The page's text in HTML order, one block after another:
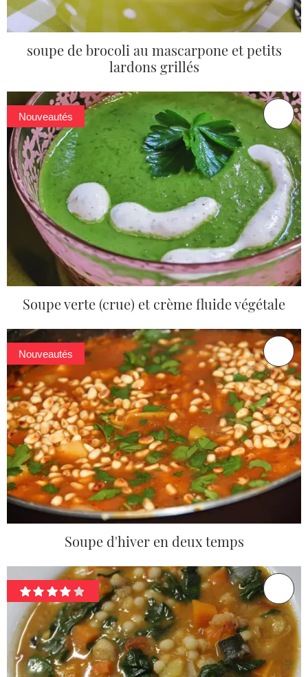
soupe de brocoli au mascarpone et petits
lardons grillés
Nouveautés
Soupe verte (crue) et crème fluide végétale
Nouveautés
Soupe d'hiver en deux temps